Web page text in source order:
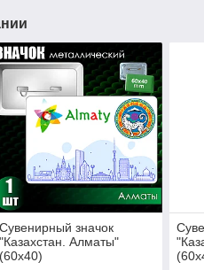
Сувенирный значок
"Казахстан. Алматы"
(60х40)